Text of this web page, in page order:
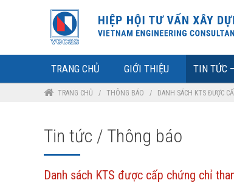
TRANG CHỦ GIỚI THIỆU TIN TỨC
TRANG CHỦ / THÔNG BÁO / DANH SÁCH KTS ĐƯỢC
Tin tức / Thông báo
Danh sách KTS được cấp chứng chỉ